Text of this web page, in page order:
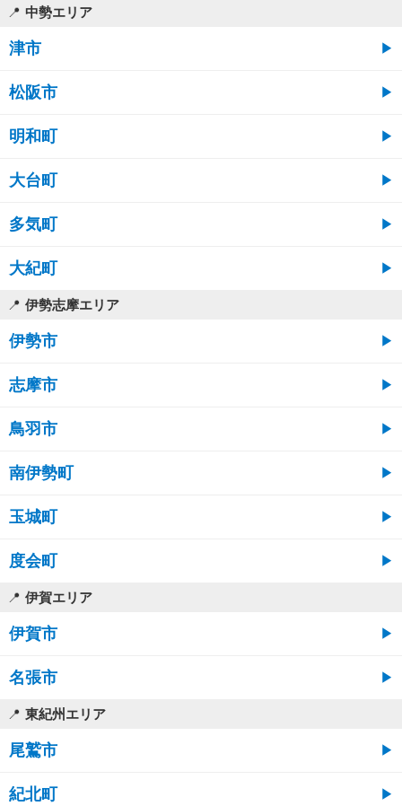
中勢エリア
津市
松阪市
明和町
大台町
多気町
大紀町
伊勢志摩エリア
伊勢市
志摩市
鳥羽市
南伊勢町
玉城町
度会町
伊賀エリア
伊賀市
名張市
東紀州エリア
尾鷲市
紀北町